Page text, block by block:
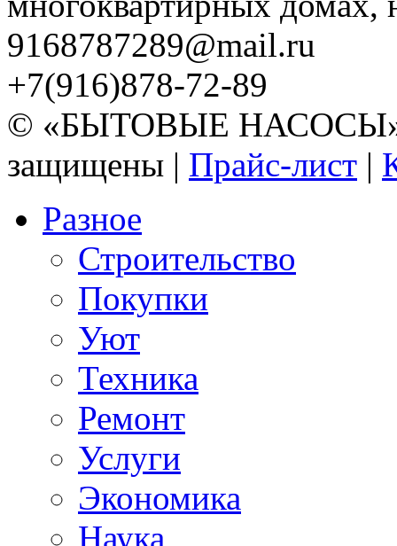
9168787289@mail.ru
+7(916)878-72-89
© «БЫТОВЫЕ НАСОСЫ»
защищены | Прайс-лист |
Разное
Строительство
Покупки
Уют
Техника
Ремонт
Услуги
Экономика
Наука